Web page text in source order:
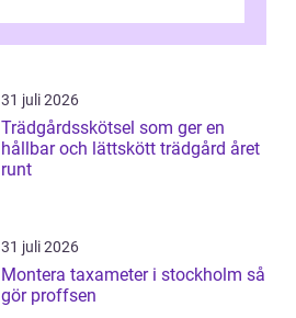
31 juli 2026
Trädgårdsskötsel som ger en
hållbar och lättskött trädgård året
runt
31 juli 2026
Montera taxameter i stockholm så
gör proffsen